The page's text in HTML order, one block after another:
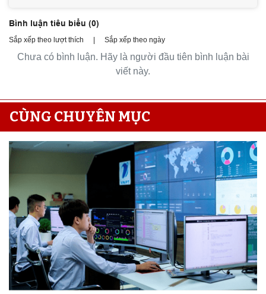
Bình luận tiêu biểu (0)
Sắp xếp theo lượt thích Sắp xếp theo ngày
Chưa có bình luận. Hãy là người đầu tiên bình luận bài
viết này.
CÙNG CHUYÊN MỤC